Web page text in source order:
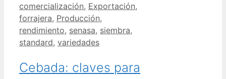
comercialización, Exportación,
forrajera, Producción,
rendimiento, senasa, siembra,
standard, variedades
Cebada: claves para